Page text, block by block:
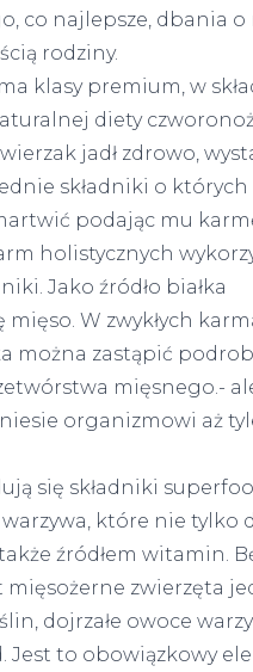
co najlepsze, dbania o
rodziny.
klasy premium, w
diety
jadł zdrowo,
składniki o
podając mu
holistycznych
Jako źródło białka
mięso. W zwykłych
można zastąpić
mięsnego.-
organizmowi aż
się składniki
które nie tylko
źródłem witamin.
zwierzęta
dojrzałe owoce
Jest to obowiązkowy